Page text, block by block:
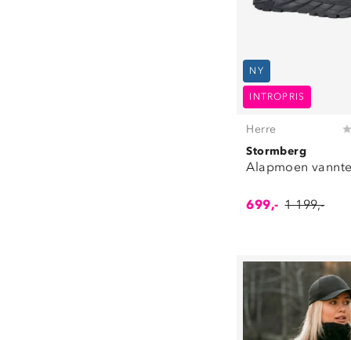
NY
INTROPRIS
Herre
Stormberg
Alapmoen
699,- 1 199,-